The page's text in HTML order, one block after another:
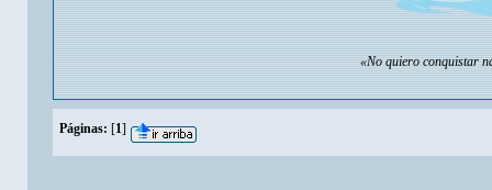
«No quiero conquistar
Páginas: [1]